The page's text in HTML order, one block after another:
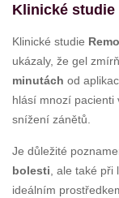
Klinické
Klinické studie
ukázaly, že gel
minutách od
hlásí mnozí pacienti
snížení zánětů.
Je důležité
bolesti, ale také při
ideálním